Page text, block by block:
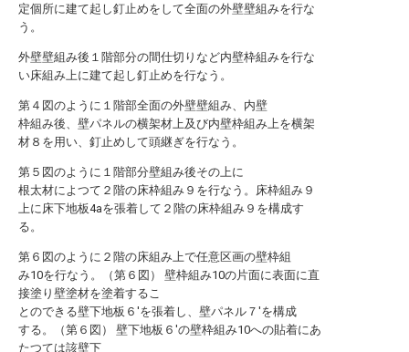
定個所に建て起し釘止めをして全面の外壁壁組みを行な
う。
外壁壁組み後１階部分の間仕切りなど内壁枠組みを行な
い床組み上に建て起し釘止めを行なう。
第４図のように１階部全面の外壁壁組み、内壁
枠組み後、壁パネルの横架材上及び内壁枠組み上を横架
材８を用い、釘止めして頭継ぎを行なう。
第５図のように１階部分壁組み後その上に
根太材によつて２階の床枠組み９を行なう。床枠組み９
上に床下地板4aを張着して２階の床枠組み９を構成す
る。
第６図のように２階の床組み上で任意区画の壁枠組
み10を行なう。（第６図） 壁枠組み10の片面に表面に直
接塗り壁塗材を塗着するこ
とのできる壁下地板６′を張着し、壁パネル７′を構成
する。（第６図） 壁下地板６′の壁枠組み10への貼着にあ
たつては該壁下